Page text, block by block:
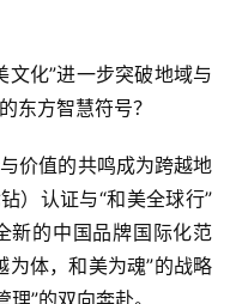
文化”进一步突破地域与
东方智慧符号？
价值的共鸣成为跨越地
）认证与“和美全球行”
新的中国品牌国际化范
为体，和美为魂”的战略